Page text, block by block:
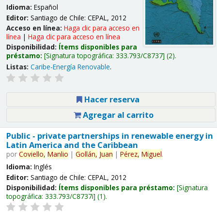
Idioma: Español
Editor: Santiago de Chile: CEPAL, 2012
Acceso en línea: Haga clic para acceso en
línea | Haga clic para acceso en línea
Disponibilidad: Ítems disponibles para
préstamo: Signatura topográfica: 333.793/C8737 (2).
Listas: Caribe-Energía Renovable.
Hacer reserva
Agregar al carrito
Public - private partnerships in renewable energy in
Latin America and the Caribbean
por Coviello, Manlio | Gollán, Juan | Pérez, Miguel.
Idioma: Inglés
Editor: Santiago de Chile: CEPAL, 2012
Disponibilidad: Ítems disponibles para préstamo: Signatura
topográfica: 333.793/C8737i (1).